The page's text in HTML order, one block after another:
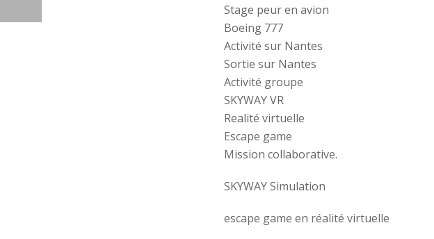
Stage peur en avion
Boeing 777
Activité sur Nantes
Sortie sur Nantes
Activité groupe
SKYWAY VR
Realité virtuelle
Escape game
Mission collaborative.
SKYWAY Simulation
escape game en réalité virtuelle